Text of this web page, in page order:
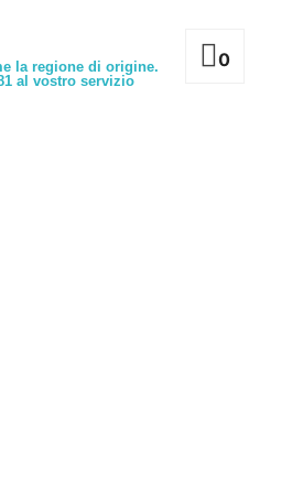
la regione di origine.
al vostro servizio
0